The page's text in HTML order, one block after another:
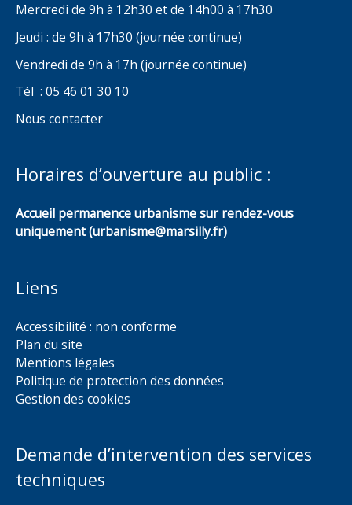
Mercredi de 9h à 12h30 et de 14h00 à 17h30
Jeudi : de 9h à 17h30 (journée continue)
Vendredi de 9h à 17h (journée continue)
Tél : 05 46 01 30 10
Nous contacter
Horaires d’ouverture au public :
Accueil permanence urbanisme sur rendez-vous
uniquement (urbanisme@marsilly.fr)
Liens
Accessibilité : non conforme
Plan du site
Mentions légales
Politique de protection des données
Gestion des cookies
Demande d’intervention des services
techniques